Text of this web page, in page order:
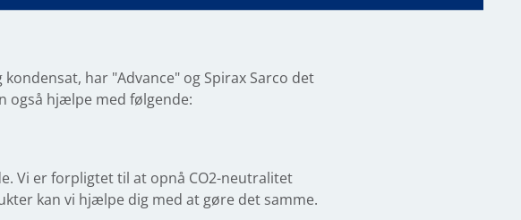
har "Advance" og Spirax Sarco det
også hjælpe med følgende:
Vi er forpligtet til at opnå CO2-neutralitet
kan vi hjælpe dig med at gøre det samme.